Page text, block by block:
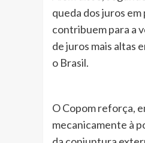
queda dos juros
contribuem para a
de juros mais altas
o Brasil.
O Copom reforça,
mecanicamente à